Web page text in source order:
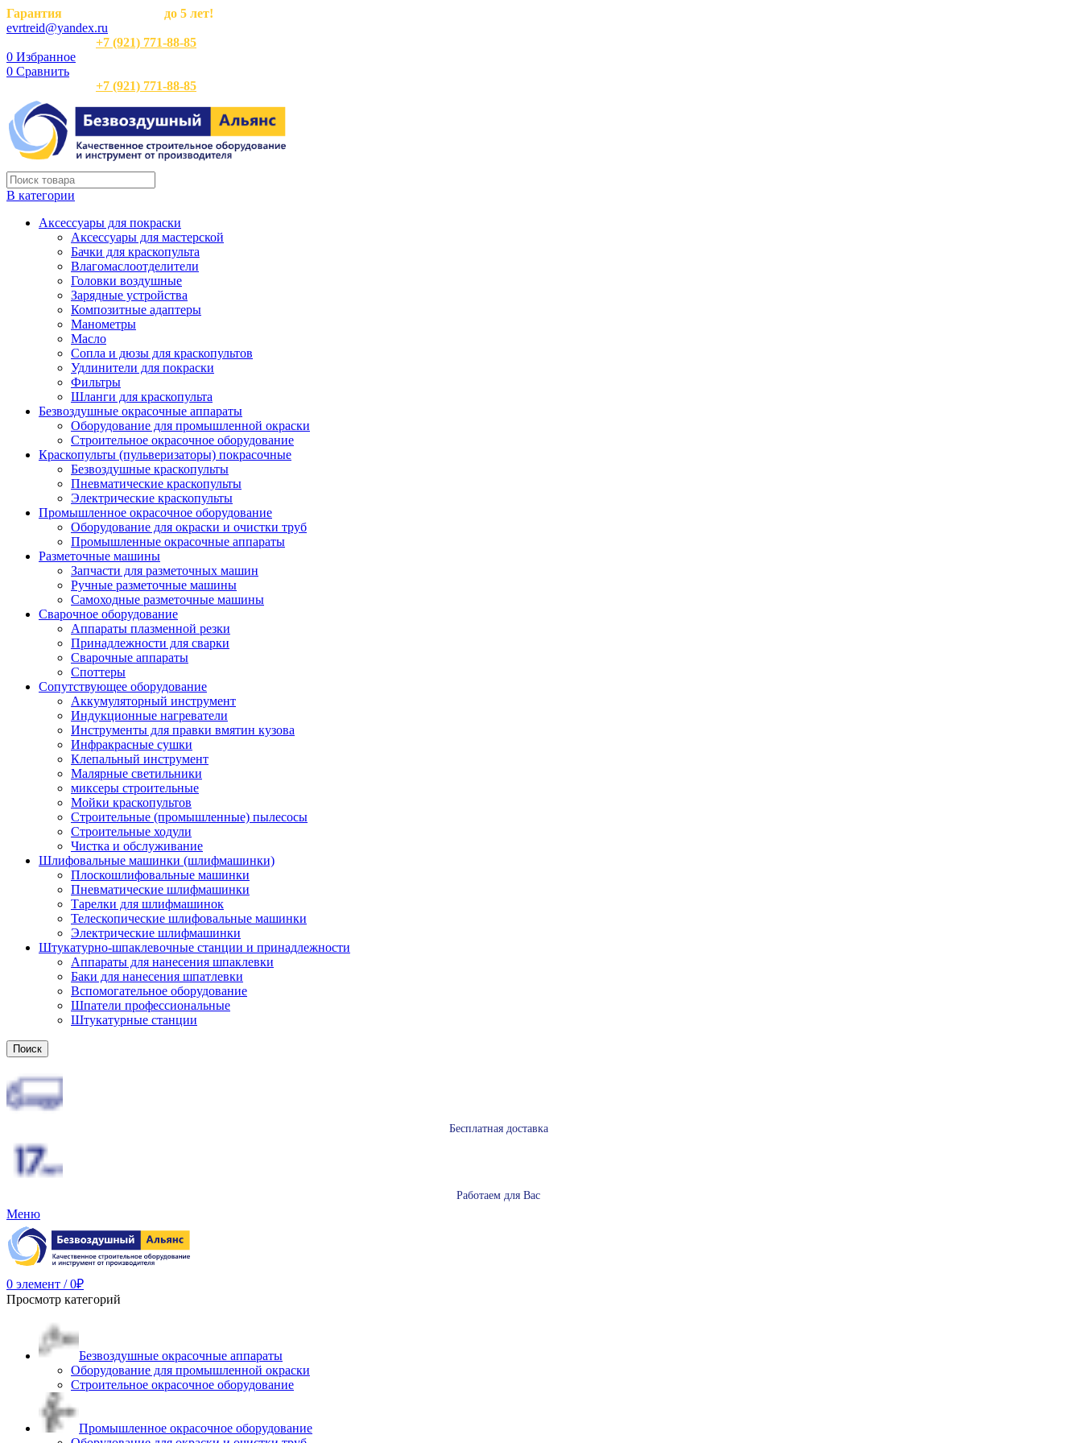
Гарантия
до 5 лет!
evrtreid@yandex.ru
+7 (921) 771-88-85
0 Избранное
0 Сравнить
+7 (921) 771-88-85
В категории
Аксессуары для покраски
Аксессуары для мастерской
Бачки для краскопульта
Влагомаслоотделители
Головки воздушные
Зарядные устройства
Композитные адаптеры
Манометры
Масло
Сопла и дюзы для краскопультов
Удлинители для покраски
Фильтры
Шланги для краскопульта
Безвоздушные окрасочные аппараты
Оборудование для промышленной окраски
Строительное окрасочное оборудование
Краскопульты (пульверизаторы) покрасочные
Безвоздушные краскопульты
Пневматические краскопульты
Электрические краскопульты
Промышленное окрасочное оборудование
Оборудование для окраски и очистки труб
Промышленные окрасочные аппараты
Разметочные машины
Запчасти для разметочных машин
Ручные разметочные машины
Самоходные разметочные машины
Сварочное оборудование
Аппараты плазменной резки
Принадлежности для сварки
Сварочные аппараты
Споттеры
Сопутствующее оборудование
Аккумуляторный инструмент
Индукционные нагреватели
Инструменты для правки вмятин кузова
Инфракрасные сушки
Клепальный инструмент
Малярные светильники
миксеры строительные
Мойки краскопультов
Строительные (промышленные) пылесосы
Строительные ходули
Чистка и обслуживание
Шлифовальные машинки (шлифмашинки)
Плоскошлифовальные машинки
Пневматические шлифмашинки
Тарелки для шлифмашинок
Телескопические шлифовальные машинки
Электрические шлифмашинки
Штукатурно-шпаклевочные станции и принадлежности
Аппараты для нанесения шпаклевки
Баки для нанесения шпатлевки
Вспомогательное оборудование
Шпатели профессиональные
Штукатурные станции
Поиск
Бесплатная доставка
Работаем для Вас
Меню
0 элемент / 0₽
Просмотр категорий
Безвоздушные окрасочные аппараты
Оборудование для промышленной окраски
Строительное окрасочное оборудование
Промышленное окрасочное оборудование